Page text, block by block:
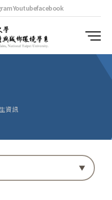
Youtubefacebook
資訊